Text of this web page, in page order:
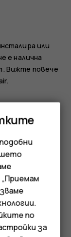
или
е налична
Вижте повече
ДРУГИ
и
Oy за
по
за